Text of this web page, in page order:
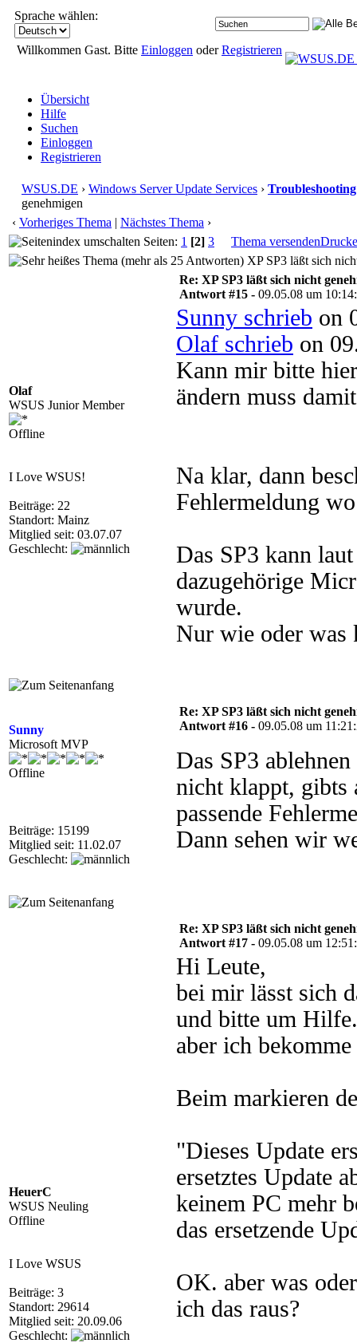
Sprache wählen:
Willkommen Gast. Bitte Einloggen oderRegistrieren
Übersicht
Hilfe
Suchen
Einloggen
Registrieren
WSUS.DE › Windows Server Update Services › Troubleshooting
genehmigen
‹ Vorheriges Thema | Nächstes Thema ›
Seiten: 1 [2] 3 Thema versenden
XP SP3 läßt sich
Olaf
WSUS Junior Member
Offline
I Love WSUS!
Beiträge: 22
Standort: Mainz
Mitglied seit: 03.07.07
Geschlecht:
Re: XP SP3 läßt sich nicht
Antwort #15 - 09.05.08 um
Sunny schrieb on
Olaf schrieb on
Kann mir bitte
ändern muss
Na klar, dann
Fehlermeldung
Das SP3 kann
dazugehörige
wurde.
Nur wie oder was
Sunny
Microsoft MVP
Offline
Beiträge: 15199
Mitglied seit: 11.02.07
Geschlecht:
Re: XP SP3 läßt sich nicht
Antwort #16 - 09.05.08 um
Das SP3
nicht klappt, gibts
passende
Dann sehen wir
HeuerC
WSUS Neuling
Offline
I Love WSUS
Beiträge: 3
Standort: 29614
Mitglied seit: 20.09.06
Geschlecht:
Re: XP SP3 läßt sich nicht
Antwort #17 - 09.05.08 um
Hi Leute,
bei mir lässt sich
und bitte um
aber ich
Beim markieren
"Dieses Update
ersetztes Update
keinem PC mehr
das ersetzende
OK. aber was
ich das raus?